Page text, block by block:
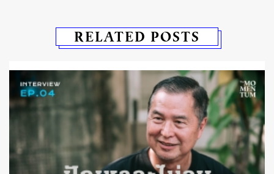
RELATED POSTS